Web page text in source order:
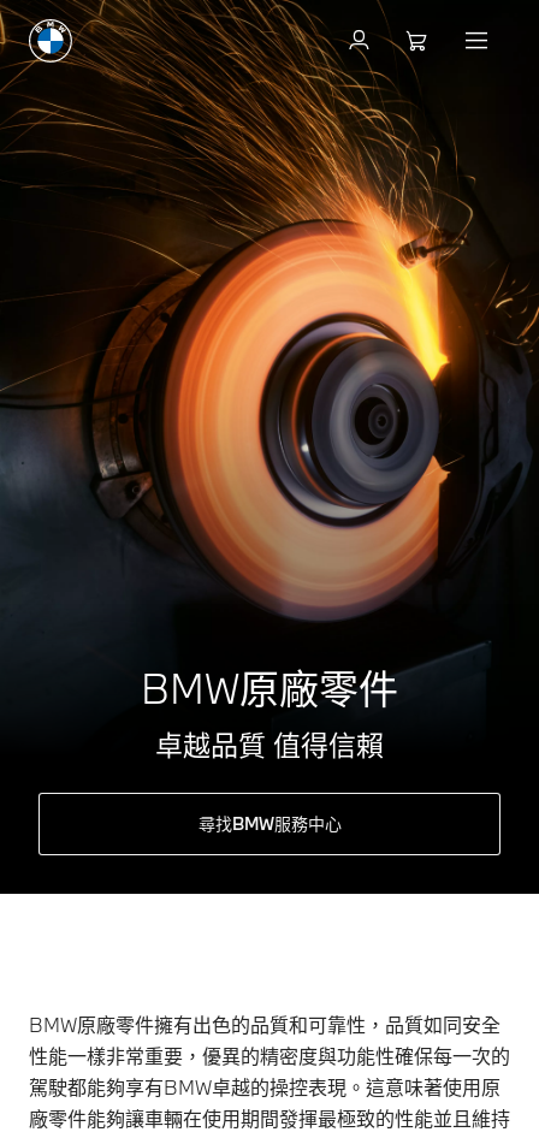
BMW原廠零件
卓越品質 值得信賴
尋找BMW服務中心
尋找BMW服務中心
尋找BMW服務中心
BMW原廠零件擁有出色的品質和可靠性，品質如同安全
性能一樣非常重要，優異的精密度與功能性確保每一次的
駕駛都能夠享有BMW卓越的操控表現。這意味著使用原
廠零件能夠讓車輛在使用期間發揮最極致的性能並且維持